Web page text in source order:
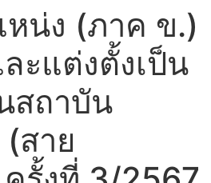
หน่ง (ภาค ข.)
ะแต่งตั้งเป็น
สถาบัน
สาย